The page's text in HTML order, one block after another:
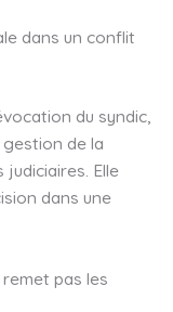
dans un conflit
du syndic,
de la
Elle
dans une
pas les